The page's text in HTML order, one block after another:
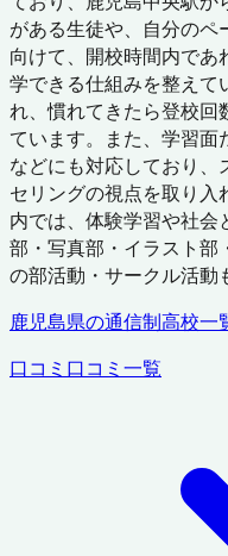
がある生徒や、自分のペ
向けて、開校時間内であ
学できる仕組みを整えて
れ、慣れてきたら登校回
ています。また、学習面
などにも対応しており、
セリングの視点を取り入
内では、体験学習や社
部・写真部・イラスト部
の部活動・サークル活動
鹿児島県の通信制高校一
口コミ 口コミ一覧